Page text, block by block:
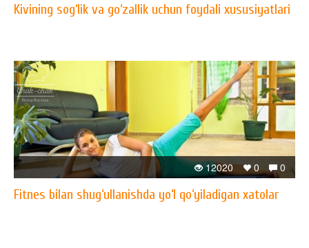
Kivining sog‘lik va go‘zallik uchun foydali xususiyatlari
0
0
12020
Fitnes bilan shug‘ullanishda yo‘l qo‘yiladigan xatolar